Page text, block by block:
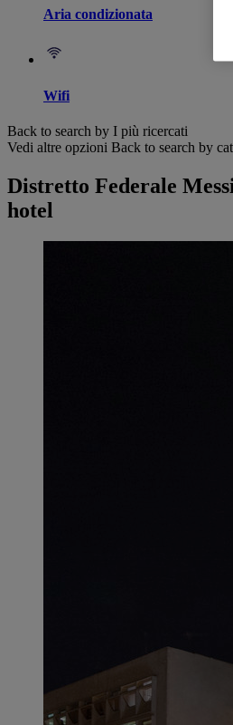
Aria condizionata
Wifi
Back to search by I più ricercati
Vedi altre opzioni Back to search by
Distretto Federale
hotel